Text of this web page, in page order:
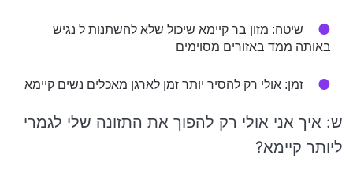
שיטה: מזון בר קיימא שיכול שלא להשתנות ל נגיש
באותה ממד באזורים מסוימים
זמן: אולי רק להסיר יותר זמן לארגן מאכלים נשים קיימא
ש: איך אני אולי רק להפוך את התזונה שלי לגמרי
ליותר קיימא?